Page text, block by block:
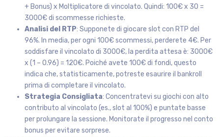
+ Bonus) x Moltiplicatore di vincolato. Quindi: 100€ x 30 =
3000€ di scommesse richieste.
Analisi del RTP: Supponete di giocare slot con RTP del
96%. In media, per ogni 100€ scommessi, perderete 4€. Per
soddisfare il vincolato di 3000€, la perdita attesa è: 3000€
x (1 – 0.96) = 120€. Poiché avete 100€ di fondi, questo
indica che, statisticamente, potreste esaurire il bankroll
prima di completare il vincolato.
Strategia Consigliata: Concentratevi su giochi con alto
contributo al vincolato (es., slot al 100%) e puntate basse
per prolungare la sessione. Monitorate il progresso nel conto
bonus per evitare sorprese.